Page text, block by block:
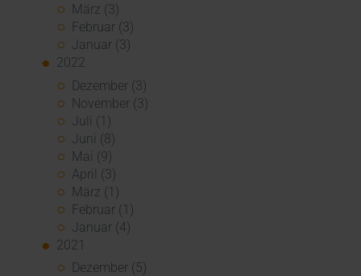
März (3)
Februar (3)
Januar (3)
2022
Dezember (3)
November (3)
Juli (1)
Juni (8)
Mai (9)
April (3)
März (1)
Februar (1)
Januar (4)
2021
Dezember (5)